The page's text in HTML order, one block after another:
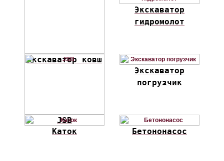
Экскаватор ковш
Экскаватор
гидромолот
JSB
Экскаватор
погрузчик
Каток Бетононасос